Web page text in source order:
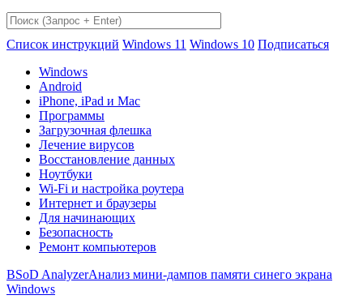
Список инструкций Windows 11 Windows 10 Подписаться
Windows
Android
iPhone, iPad и Mac
Программы
Загрузочная флешка
Лечение вирусов
Восстановление данных
Ноутбуки
Wi-Fi и настройка роутера
Интернет и браузеры
Для начинающих
Безопасность
Ремонт компьютеров
BSoD AnalyzerАнализ мини-дампов памяти синего экрана
Windows